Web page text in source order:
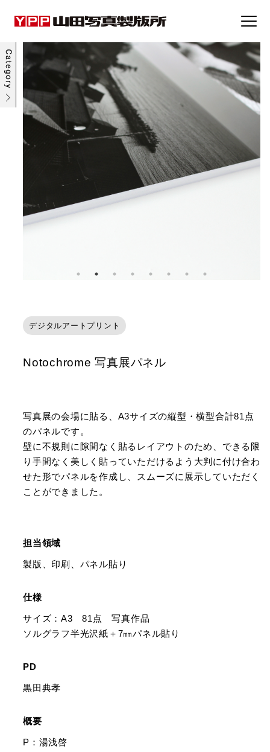
事例集
トピックス
企業情報
デジタルアートプリント
Notochrome 写真展パネル
写真展の会場に貼る、A3サイズの縦型・横型合計81点
のパネルです。
壁に不規則に隙間なく貼るレイアウトのため、できる限
り手間なく美しく貼っていただけるよう大判に付け合わ
せた形でパネルを作成し、スムーズに展示していただく
ことができました。
担当領域
製版、印刷、パネル貼り
仕様
サイズ：A3 81点 写真作品
ソルグラフ半光沢紙＋7㎜パネル貼り
PD
黒田典孝
概要
P：湯浅啓